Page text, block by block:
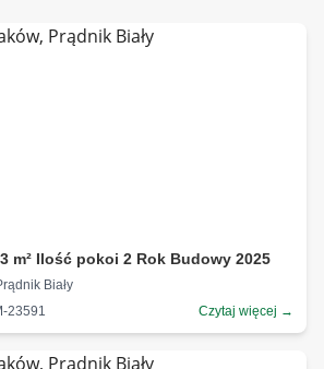
m² Ilość pokoi 2 Rok Budowy 2025
Biały
23591
Czytaj więcej →